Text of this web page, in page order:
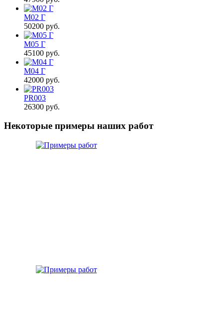
М02 Г
50200 руб.
М05 Г
45100 руб.
М04 Г
42000 руб.
PR003
26300 руб.
Некоторые примеры наших работ